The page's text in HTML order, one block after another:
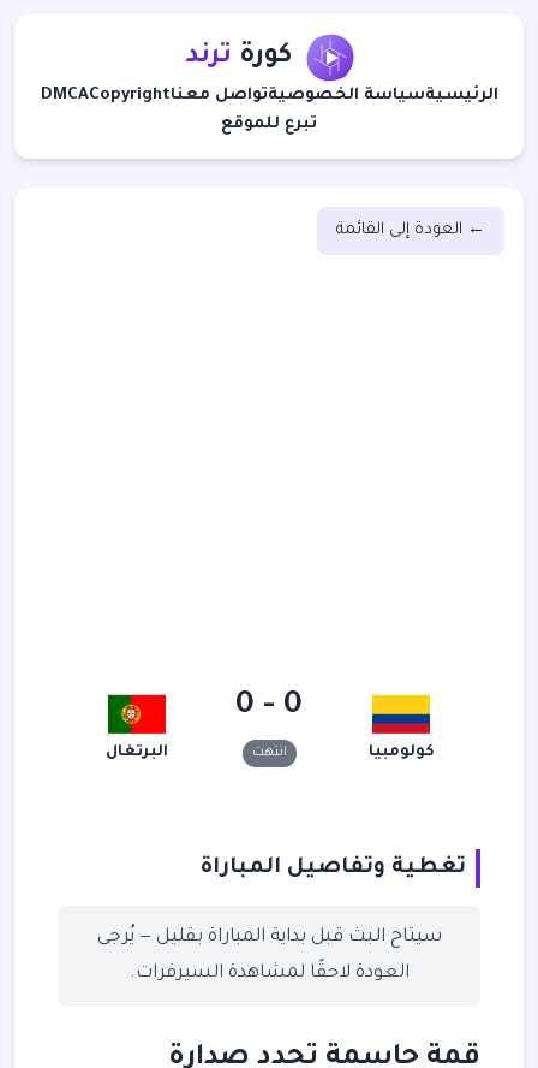
كورة ترند
الرئيسيةسياسة الخصوصيةتواصل معناCopyright
DMCA
تبرع للموقع
← العودة إلى القائمة
كولومبيا
0 - 0
انتهت البرتغال
تغطية وتفاصيل المباراة
سيتاح البث قبل بداية المباراة بقليل — يُرجى
العودة لاحقًا لمشاهدة السيرفرات.
قمة حاسمة تحدد صدارة